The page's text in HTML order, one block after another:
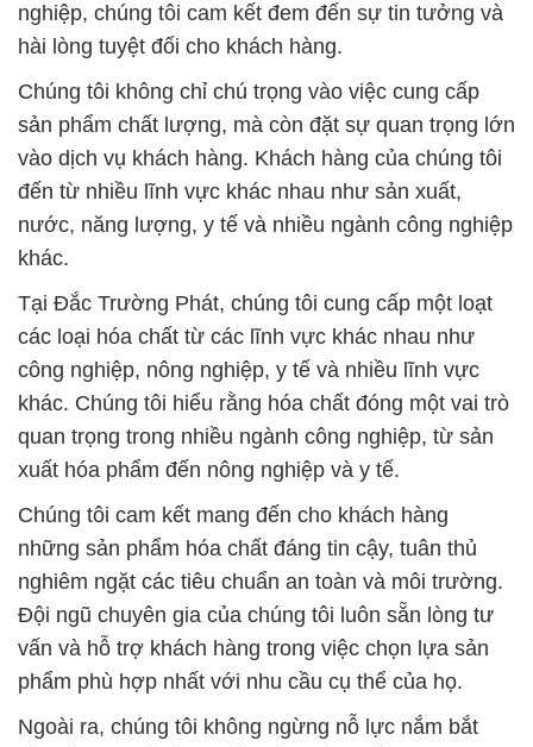
nghiệp, chúng tôi cam kết đem đến sự tin tưởng và
hài lòng tuyệt đối cho khách hàng.
Chúng tôi không chỉ chú trọng vào việc cung cấp
sản phẩm chất lượng, mà còn đặt sự quan trọng lớn
vào dịch vụ khách hàng. Khách hàng của chúng tôi
đến từ nhiều lĩnh vực khác nhau như sản xuất,
nước, năng lượng, y tế và nhiều ngành công nghiệp
khác.
Tại Đắc Trường Phát, chúng tôi cung cấp một loạt
các loại hóa chất từ các lĩnh vực khác nhau như
công nghiệp, nông nghiệp, y tế và nhiều lĩnh vực
khác. Chúng tôi hiểu rằng hóa chất đóng một vai trò
quan trọng trong nhiều ngành công nghiệp, từ sản
xuất hóa phẩm đến nông nghiệp và y tế.
Chúng tôi cam kết mang đến cho khách hàng
những sản phẩm hóa chất đáng tin cậy, tuân thủ
nghiêm ngặt các tiêu chuẩn an toàn và môi trường.
Đội ngũ chuyên gia của chúng tôi luôn sẵn lòng tư
vấn và hỗ trợ khách hàng trong việc chọn lựa sản
phẩm phù hợp nhất với nhu cầu cụ thể của họ.
Ngoài ra, chúng tôi không ngừng nỗ lực nắm bắt